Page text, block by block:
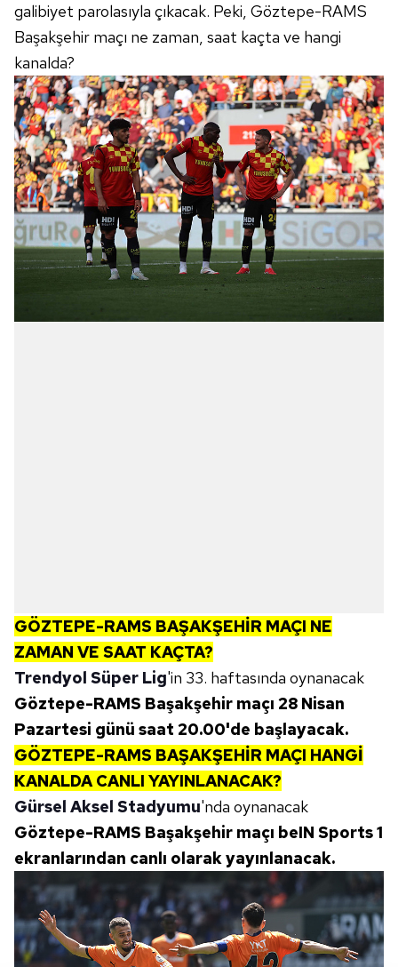
galibiyet parolasıyla çıkacak. Peki, Göztepe-RAMS
Başakşehir maçı ne zaman, saat kaçta ve hangi
kanalda?
GÖZTEPE-RAMS BAŞAKŞEHİR MAÇI NE
ZAMAN VE SAAT KAÇTA?
Trendyol Süper Lig'in 33. haftasında oynanacak
Göztepe-RAMS Başakşehir maçı 28 Nisan
Pazartesi günü saat 20.00'de başlayacak.
GÖZTEPE-RAMS BAŞAKŞEHİR MAÇI HANGİ
KANALDA CANLI YAYINLANACAK?
Gürsel Aksel Stadyumu'nda oynanacak
Göztepe-RAMS Başakşehir maçı beIN Sports 1
ekranlarından canlı olarak yayınlanacak.